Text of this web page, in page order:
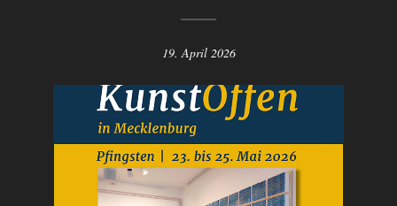
19. April 2026